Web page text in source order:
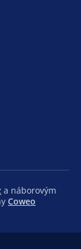
a náborovým
Coweo